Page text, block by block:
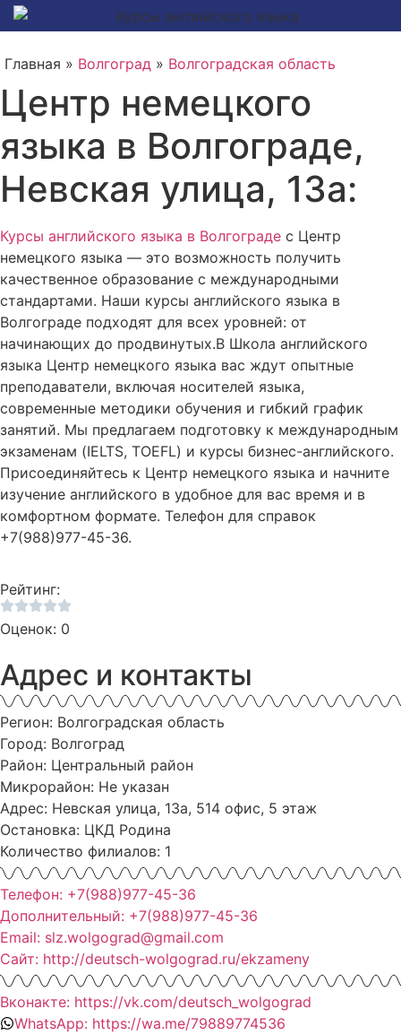
Главная » Волгоград » Волгоградская область
Центр немецкого
языка в Волгограде,
Невская улица, 13а:
Курсы английского языка в Волгограде с Центр
немецкого языка — это возможность получить
качественное образование с международными
стандартами. Наши курсы английского языка в
Волгограде подходят для всех уровней: от
начинающих до продвинутых.В Школа английского
языка Центр немецкого языка вас ждут опытные
преподаватели, включая носителей языка,
современные методики обучения и гибкий график
занятий. Мы предлагаем подготовку к международным
экзаменам (IELTS, TOEFL) и курсы бизнес-английского.
Присоединяйтесь к Центр немецкого языка и начните
изучение английского в удобное для вас время и в
комфортном формате. Телефон для справок
+7(988)977-45-36.
Рейтинг:
Оценок: 0
Адрес и контакты
Регион: Волгоградская область
Город: Волгоград
Район: Центральный район
Микрорайон: Не указан
Адрес: Невская улица, 13а, 514 офис, 5 этаж
Остановка: ЦКД Родина
Количество филиалов: 1
Телефон: +7(988)977-45-36
Дополнительный: +7(988)977-45-36
Email: slz.wolgograd@gmail.com
Сайт: http://deutsch-wolgograd.ru/ekzameny
Вконакте: https://vk.com/deutsch_wolgograd
WhatsApp: https://wa.me/79889774536